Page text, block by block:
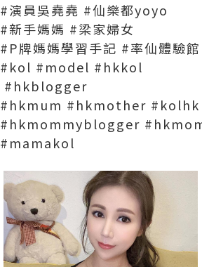
#演員吳堯堯 #仙樂都yoyo
#新手媽媽 #梁家婦女
#P牌媽媽學習手記 #率仙體驗館
#kol #model #hkkol
#hkblogger
#hkmum #hkmother #kolhk
#hkmommyblogger
#mamakol